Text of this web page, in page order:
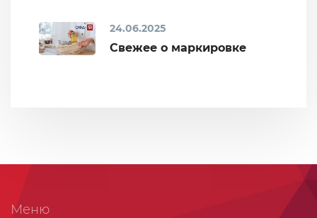
24.06.2025
Свежее о маркировке
Меню